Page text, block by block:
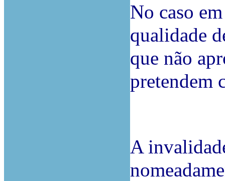
No caso
qualidade
que não
pretendem
A